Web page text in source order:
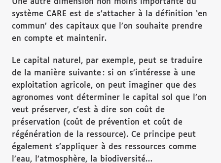
Une autre dimension non moins importante du
système CARE est de s’attacher à la définition ‘en
commun’ des capitaux que l’on souhaite prendre
en compte et maintenir.
Le capital naturel, par exemple, peut se traduire
de la manière suivante : si on s’intéresse à une
exploitation agricole, on peut imaginer que des
agronomes vont déterminer le capital sol que l’on
veut préserver, c’est à dire son coût de
préservation (coût de prévention et coût de
régénération de la ressource). Ce principe peut
également s’appliquer à des ressources comme
l’eau, l’atmosphère, la biodiversité…